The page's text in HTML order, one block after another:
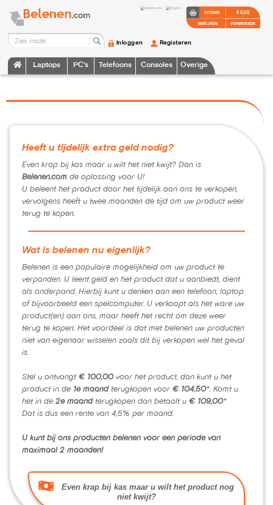
Laptops PC's Telefoons Consoles Overige
Inloggen Registeren
0 ITEMS
BEKIJKEN
€ 0,00
VERWERKEN
Heeft u tijdelijk extra geld nodig?
Even krap bij kas maar u wilt het niet kwijt? Dan is
Belenen.com de oplossing voor U!
U beleent het product door het tijdelijk aan ons te verkopen,
vervolgens heeft u twee maanden de tijd om uw product weer
terug te kopen.
Wat is belenen nu eigenlijk?
Belenen is een populaire mogelijkheid om uw product te
verpanden. U leent geld en het product dat u aanbiedt, dient
als onderpand. Hierbij kunt u denken aan een telefoon, laptop
of bijvoorbeeld een spelcomputer. U verkoopt als het ware uw
product(en) aan ons, maar heeft het recht om deze weer
terug te kopen. Het voordeel is dat met belenen uw producten
niet van eigenaar wisselen zoals dit bij verkopen wel het geval
is.
Stel u ontvangt € 100,00voor het product, dan kunt u het
product in de 1e maandterugkopen voor € 104,50*. Komt u
het in de 2e maandterugkopen dan betaalt u € 109,00*
Dat is dus een rente van 4,5% per maand.
U kunt bij ons producten belenen voor een periode van
maximaal 2 maanden!
Even krap bij kas maar u wilt het product nog
niet kwijt?